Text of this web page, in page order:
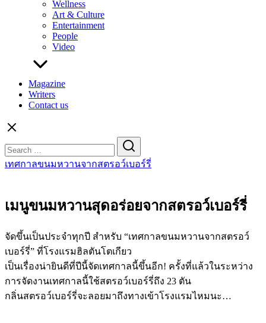
Wellness
Art & Culture
Entertainment
People
Video
Magazine
Writers
Contact us
for:
เทศกาลขนมหวานจากสตรอว์เบอร์รี่
เมนูขนมหวานสุดอร่อยจากสตรอว์เบอร์รี่
จัดขึ้นเป็นประจำทุกปี สำหรับ “เทศกาลขนมหวานจากสตรอว์
เบอร์รี่” ที่โรงแรมฮิลตันโตเกียว
เป็นเรื่องน่ายินดีที่ปีนี้จัดเทศกาลนี้ขึ้นอีก! ครั้งที่แล้วในระหว่าง
การจัดงานเทศกาลนี้ใช้สตรอว์เบอร์รี่ถึง 23 ตัน
กลิ่นสตรอว์เบอร์รี่จะลอยมาถึงทางเข้าโรงแรมไหมนะ…